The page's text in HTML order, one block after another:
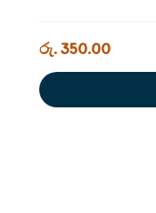
රු. 350.00